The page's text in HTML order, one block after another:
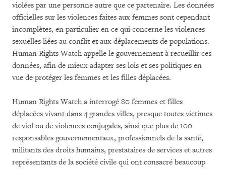
violées par une personne autre que ce partenaire. Les données
officielles sur les violences faites aux femmes sont cependant
incomplètes, en particulier en ce qui concerne les violences
sexuelles liées au conflit et aux déplacements de populations.
Human Rights Watch appelle le gouvernement à recueillir ces
données, afin de mieux adapter ses lois et ses politiques en
vue de protéger les femmes et les filles déplacées.
Human Rights Watch a interrogé 80 femmes et filles
déplacées vivant dans 4 grandes villes, presque toutes victimes
de viol ou de violences conjugales, ainsi que plus de 100
responsables gouvernementaux, professionnels de la santé,
militants des droits humains, prestataires de services et autres
représentants de la société civile qui ont consacré beaucoup